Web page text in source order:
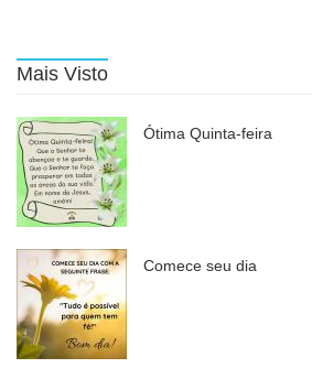
Mais Visto
Ótima Quinta-feira
Comece seu dia